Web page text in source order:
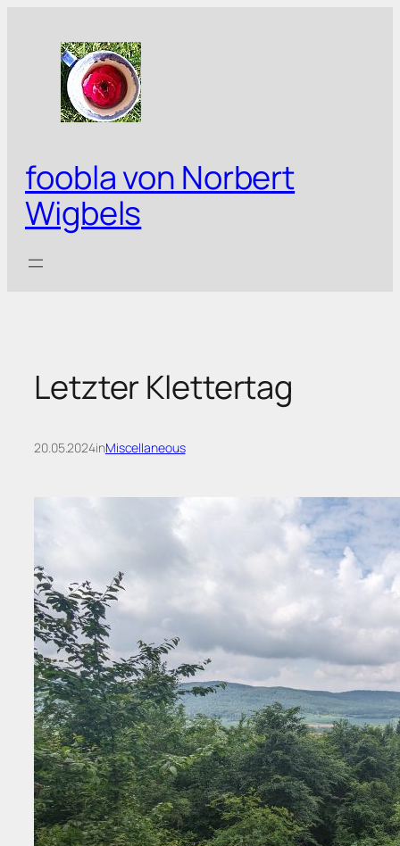
springen
foobla von Norbert
Wigbels
Letzter Klettertag
20.05.2024inMiscellaneous